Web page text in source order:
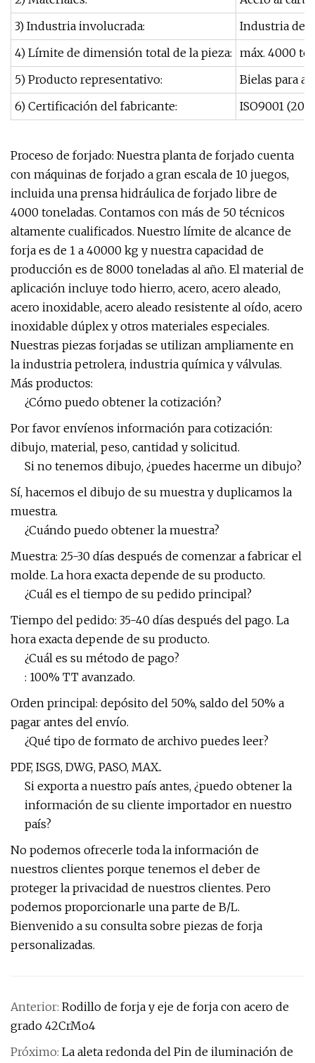
3) Industria involucrada:
Industria del
4) Límite de dimensión total de la pieza: máx. 4000
5) Producto representativo:
Bielas para
6) Certificación del fabricante:
ISO9001
Proceso de forjado: Nuestra planta de forjado cuenta
con máquinas de forjado a gran escala de 10 juegos,
incluida una prensa hidráulica de forjado libre de
4000 toneladas. Contamos con más de 50 técnicos
altamente cualificados. Nuestro límite de alcance de
forja es de 1 a 40000 kg y nuestra capacidad de
producción es de 8000 toneladas al año. El material de
aplicación incluye todo hierro, acero, acero aleado,
acero inoxidable, acero aleado resistente al oído, acero
inoxidable dúplex y otros materiales especiales.
Nuestras piezas forjadas se utilizan ampliamente en
la industria petrolera, industria química y válvulas.
Más productos:
¿Cómo puedo obtener la cotización?
Por favor envíenos información para cotización:
dibujo, material, peso, cantidad y solicitud.
Si no tenemos dibujo, ¿puedes hacerme un dibujo?
Sí, hacemos el dibujo de su muestra y duplicamos la
muestra.
¿Cuándo puedo obtener la muestra?
Muestra: 25-30 días después de comenzar a fabricar el
molde. La hora exacta depende de su producto.
¿Cuál es el tiempo de su pedido principal?
Tiempo del pedido: 35-40 días después del pago. La
hora exacta depende de su producto.
¿Cuál es su método de pago?
: 100% TT avanzado.
Orden principal: depósito del 50%, saldo del 50% a
pagar antes del envío.
¿Qué tipo de formato de archivo puedes leer?
PDF, ISGS, DWG, PASO, MAX..
Si exporta a nuestro país antes, ¿puedo obtener la
información de su cliente importador en nuestro
país?
No podemos ofrecerle toda la información de
nuestros clientes porque tenemos el deber de
proteger la privacidad de nuestros clientes. Pero
podemos proporcionarle una parte de B/L.
Bienvenido a su consulta sobre piezas de forja
personalizadas.
Anterior: Rodillo de forja y eje de forja con acero de
grado 42CrMo4
Próximo: La aleta redonda del Pin de iluminación de